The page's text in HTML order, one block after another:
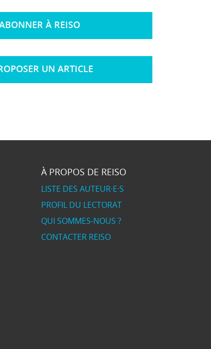
À REISO
UN ARTICLE
À PROPOS DE REISO
LISTE DES AUTEUR·E·S
PROFIL DU LECTORAT
QUI SOMMES-NOUS ?
CONTACTER REISO